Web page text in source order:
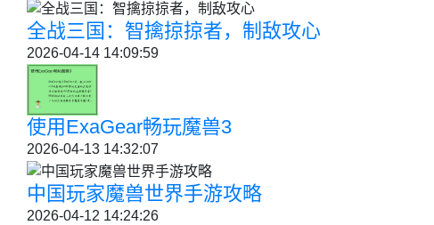
全战三国：智擒掠掠者，制敌攻心
2026-04-14 14:09:59
使用ExaGear畅玩魔兽3
2026-04-13 14:32:07
中国玩家魔兽世界手游攻略
2026-04-12 14:24:26